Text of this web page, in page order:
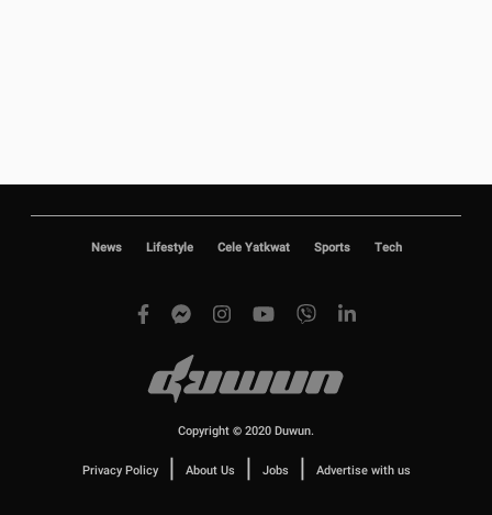
News Lifestyle Cele Yatkwat Sports Tech
Copyright © 2020 Duwun.
Privacy Policy | About Us | Jobs | Advertise with us